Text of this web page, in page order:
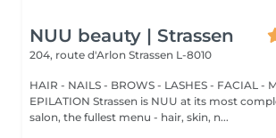
NUU beauty | Strassen
204, route d'Arlon Strassen L-8010
HAIR - NAILS - BROWS - LASHES - FACIAL -
EPILATION Strassen is NUU at its most
salon, the fullest menu - hair, skin, n...